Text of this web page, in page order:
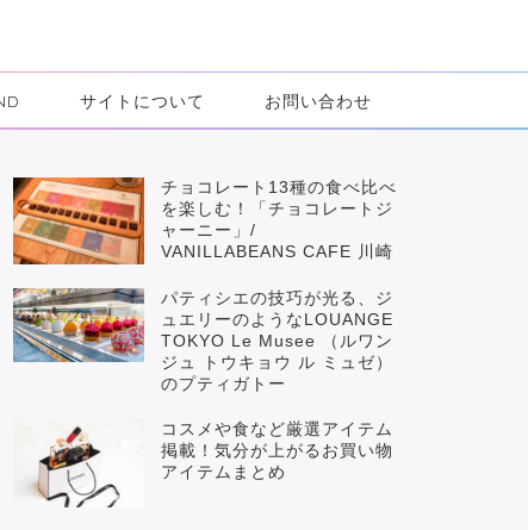
サイトについて お問い合わせ
チョコレート13種の食べ比べ
を楽しむ！「チョコレートジ
ャーニー」/
VANILLABEANS CAFE 川崎
パティシエの技巧が光る、ジ
ュエリーのようなLOUANGE
TOKYO Le Musee （ルワン
ジュ トウキョウ ル ミュゼ）
のプティガトー
コスメや食など厳選アイテム
掲載！気分が上がるお買い物
アイテムまとめ